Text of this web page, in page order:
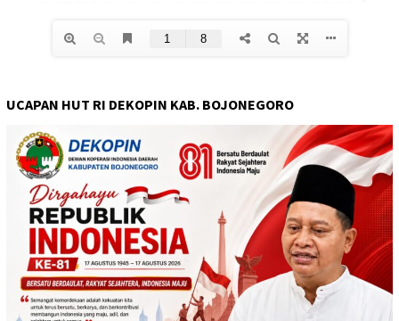
UCAPAN HUT RI DEKOPIN KAB. BOJONEGORO